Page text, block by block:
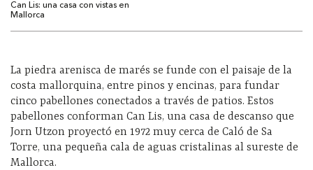
Can Lis: una casa con vistas en
Mallorca
La piedra arenisca de marés se funde con el paisaje de la
costa mallorquina, entre pinos y encinas, para fundar
cinco pabellones conectados a través de patios. Estos
pabellones conforman Can Lis, una casa de descanso que
Jorn Utzon proyectó en 1972 muy cerca de Caló de Sa
Torre, una pequeña cala de aguas cristalinas al sureste de
Mallorca.